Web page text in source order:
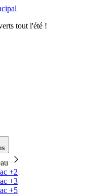
tout l'été !
+2
+3
+5